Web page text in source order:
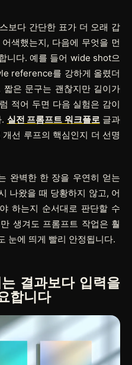
보다 간단한 표가 더 오래 갑
색했는지, 다음에 무엇을 먼
니다. 예를 들어 wide shot으
reference를 강하게 올렸더
짧은 문구는 괜찮지만 길이가
적어 두면 다음 실험은 감이
실전 프롬프트 워크플로 글과
선 루프의 핵심인지 더 선명
완벽한 한 장을 우연히 얻는
나왔을 때 당황하지 않고, 어
하는지 순서대로 판단할 수
생겨도 프롬프트 작업은 훨
눈에 띄게 빨리 안정됩니다.
결과보다 입력을
합니다